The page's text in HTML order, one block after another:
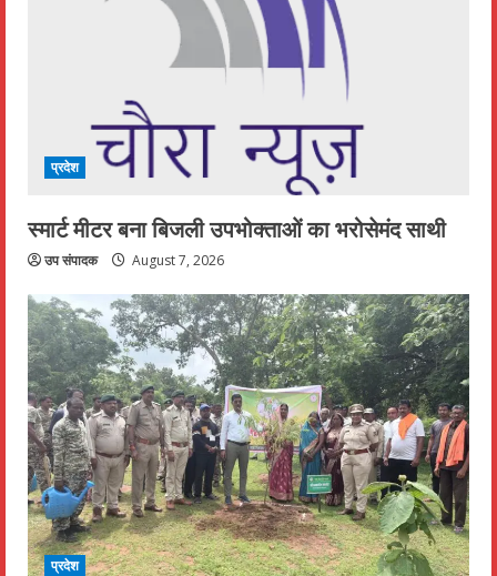
प्रदेश
स्मार्ट मीटर बना बिजली उपभोक्ताओं का भरोसेमंद साथी
उप संपादक August 7, 2026
प्रदेश